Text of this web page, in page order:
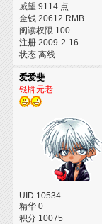
威望 9114 点
金钱 20612 RMB
阅读权限 100
注册 2009-2-16
状态 离线
爱爱斐
银牌元老
UID 10534
精华 0
积分 10075